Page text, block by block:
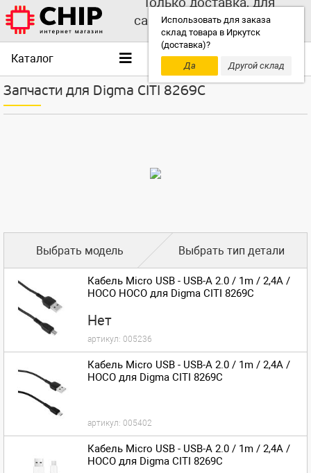
Использовать для заказа
склад товара в Иркутск
(доставка)?
Да
Другой склад
самовывоза выбирайте
другой склад!
Каталог
Запчасти для Digma CITI 8269C
Выбрать модель Выбрать тип детали
Кабель Micro USB - USB-A 2.0 / 1m / 2,4A /
HOCO HOCO для Digma CITI 8269C
Нет
артикул: 005236
Кабель Micro USB - USB-A 2.0 / 1m / 2,4A /
HOCO для Digma CITI 8269C
артикул: 005402
Кабель Micro USB - USB-A 2.0 / 1m / 2,4A /
HOCO для Digma CITI 8269C